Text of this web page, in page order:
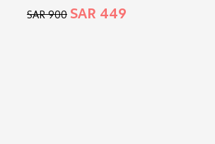
449 SAR
900 SAR